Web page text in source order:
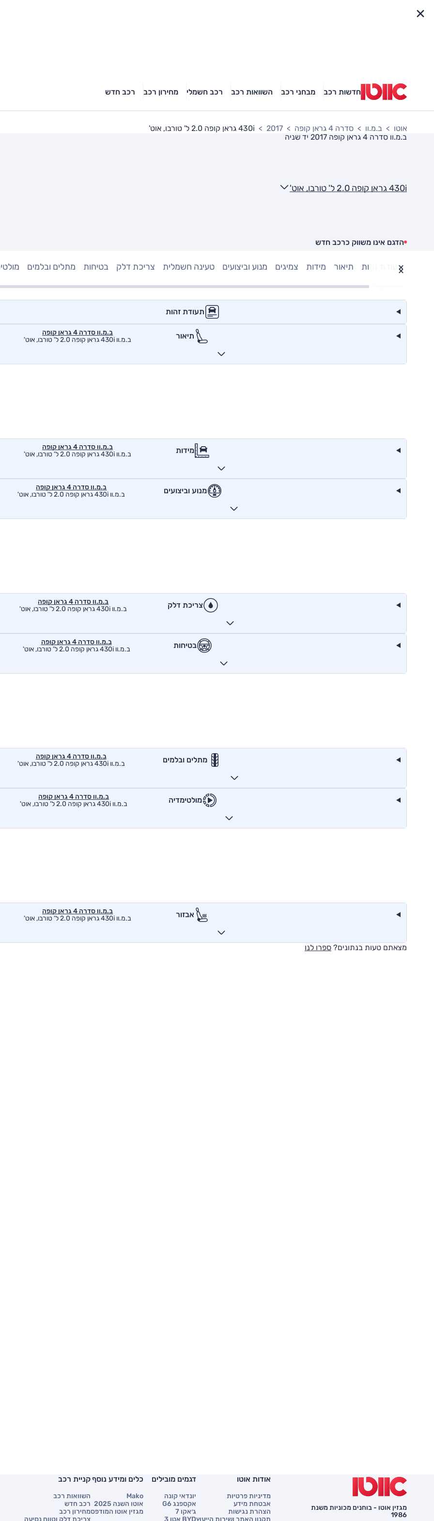
חדשות רכב מבחני רכב השוואות רכב רכב חשמלי מחירון רכב רכב חדש
אוטו ב.מ.וו סדרה 4 גראן קופה 2017
430i גראן קופה 2.0 ל' טורבו, אוט'
ב.מ.וו סדרה 4 גראן קופה 2017
יד שניה
430i גראן קופה 2.0 ל' טורבו, אוט'
הדגם אינו משווק כרכב חדש
תעודת זהות תיאור מידות צמיגים מנוע וביצועים טעינה חשמלית צריכת דלק בטיחות מתלים ובלמים
תעודת זהות
תיאור
ב.מ.וו סדרה 4 גראן קופה
ב.מ.וו 430i גראן קופה 2.0 ל' טורבו, אוט'
מידות
ב.מ.וו סדרה 4 גראן קופה
ב.מ.וו 430i גראן קופה 2.0 ל' טורבו, אוט'
מנוע וביצועים
ב.מ.וו סדרה 4 גראן קופה
ב.מ.וו 430i גראן קופה 2.0 ל' טורבו, אוט'
צריכת דלק
ב.מ.וו סדרה 4 גראן קופה
ב.מ.וו 430i גראן קופה 2.0 ל' טורבו, אוט'
בטיחות
ב.מ.וו סדרה 4 גראן קופה
ב.מ.וו 430i גראן קופה 2.0 ל' טורבו, אוט'
מתלים ובלמים
ב.מ.וו סדרה 4 גראן קופה
ב.מ.וו 430i גראן קופה 2.0 ל' טורבו, אוט'
מולטימדיה
ב.מ.וו סדרה 4 גראן קופה
ב.מ.וו 430i גראן קופה 2.0 ל' טורבו, אוט'
אבזור
ב.מ.וו סדרה 4 גראן קופה
ב.מ.וו 430i גראן קופה 2.0 ל' טורבו, אוט'
מצאתם טעות בנתונים? ספרו לנו
מגזין אוטו - בוחנים מכוניות משנת
1986
אודות אוטו
מדיניות פרטיות
אבטחת מידע
הצהרת נגישות
תקנון האתר ושירות הייעוץ
דגמים מובילים
יונדאי קונה
אקספנג G6
ג׳אקו 7
BYD אטו 3
כלים ומידע נוסף
Mako
אוטו השנה 2025
מגזין אוטו המודפס
קניית רכב
השוואות רכב
רכב חדש
מחירון רכב
צריכת דלק וטווח נסיעה